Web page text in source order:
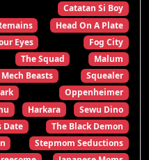
Catatan Si Boy
Head On A Plate
Eyes
Fog City
The Squad
Malum
Beasts
Squealer
Oppenheimer
Harkara
Sewu Dino
Date
The Black Demon
Stepmom Seductions